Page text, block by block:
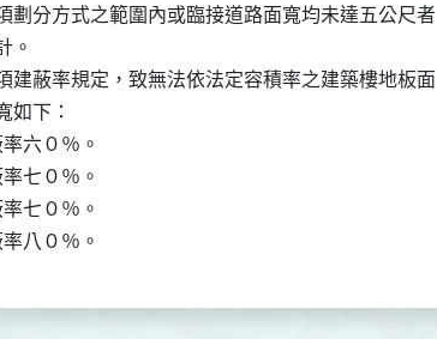
劃分方式之範圍內或臨接道路面寬均未達五公尺者
。
建蔽率規定，致無法依法定容積率之建築樓地板面
如下：
六０％。
七０％。
七０％。
八０％。